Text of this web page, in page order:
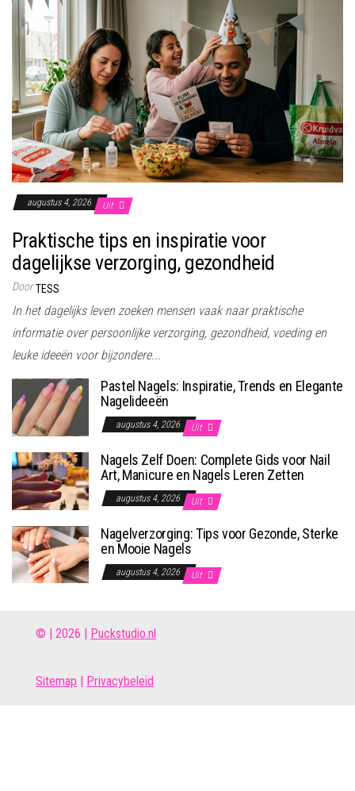
augustus 4, 2026 Uit
Praktische tips en inspiratie voor
dagelijkse verzorging, gezondheid
Door TESS
In het dagelijks leven zoeken mensen vaak naar praktische
informatie over persoonlijke verzorging, gezondheid, voeding en
leuke ideeën voor bijzondere...
Pastel Nagels: Inspiratie, Trends en Elegante
Nagelideeën
augustus 4, 2026 Uit
Nagels Zelf Doen: Complete Gids voor Nail
Art, Manicure en Nagels Leren Zetten
augustus 4, 2026 Uit
Nagelverzorging: Tips voor Gezonde, Sterke
en Mooie Nagels
augustus 4, 2026 Uit
© | 2026 | Puckstudio.nl
Sitemap Privacybeleid